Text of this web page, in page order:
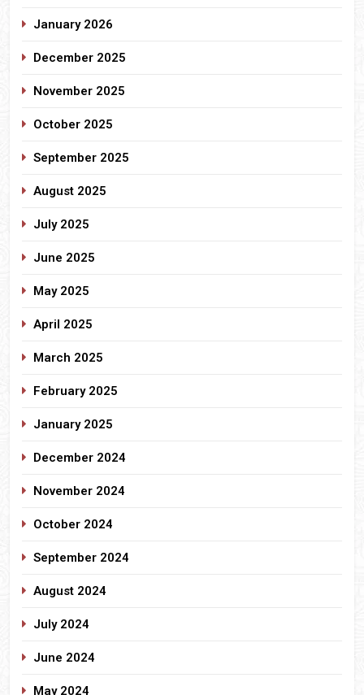
January 2026
December 2025
November 2025
October 2025
September 2025
August 2025
July 2025
June 2025
May 2025
April 2025
March 2025
February 2025
January 2025
December 2024
November 2024
October 2024
September 2024
August 2024
July 2024
June 2024
May 2024